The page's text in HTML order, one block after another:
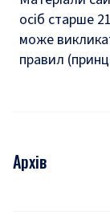
осіб старше
може
правил
Архів